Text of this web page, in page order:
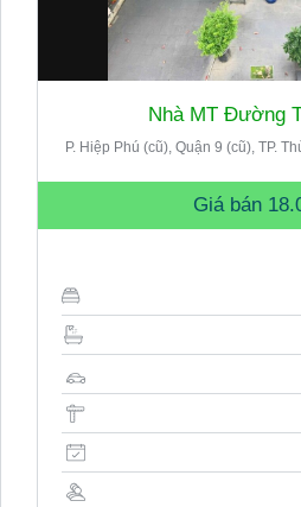
Nhà MT Đường
P. Hiệp Phú (cũ), Quận 9 (cũ), TP.
Giá bán